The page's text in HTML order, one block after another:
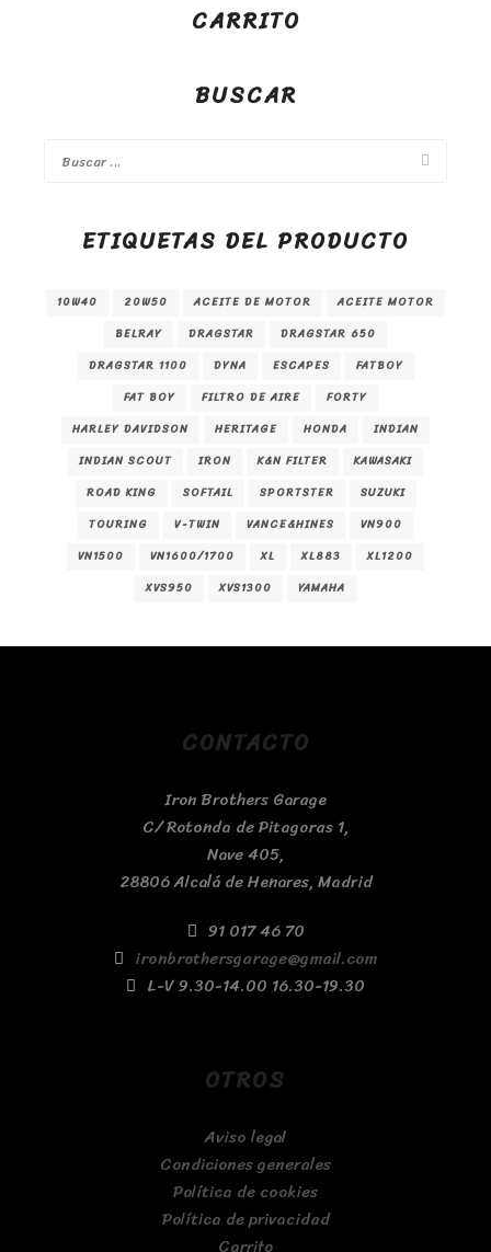
CARRITO
BUSCAR
ETIQUETAS DEL PRODUCTO
10W40 20W50 ACEITE DE MOTOR
ACEITE MOTOR
BELRAY
DRAGSTAR
DRAGSTAR 650
DRAGSTAR 1100
DYNA ESCAPES
FATBOY
FAT BOY
FILTRO DE AIRE
FORTY
HARLEY DAVIDSON
HERITAGE HONDA
INDIAN
INDIAN SCOUT
IRON K&N FILTER
KAWASAKI
ROAD KING
SOFTAIL SPORTSTER
SUZUKI
TOURING
V-TWIN VANCE&HINES
VN900
VN1500
VN1600/1700 XL XL883
XL1200
XVS950
XVS1300 YAMAHA
CONTACTO
Iron Brothers Garage
C/ Rotonda de Pitagoras 1,
Nave 405,
28806 Alcalá de Henares, Madrid
91 017 46 70
ironbrothersgarage@gmail.com
L-V 9.30-14.00 16.30-19.30
OTROS
Aviso legal
Condiciones generales
Política de cookies
Política de privacidad